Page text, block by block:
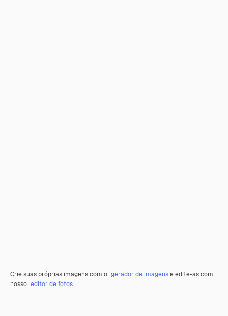
Crie suas próprias imagens com o gerador de imagense edite-as com
nosso editor de fotos.